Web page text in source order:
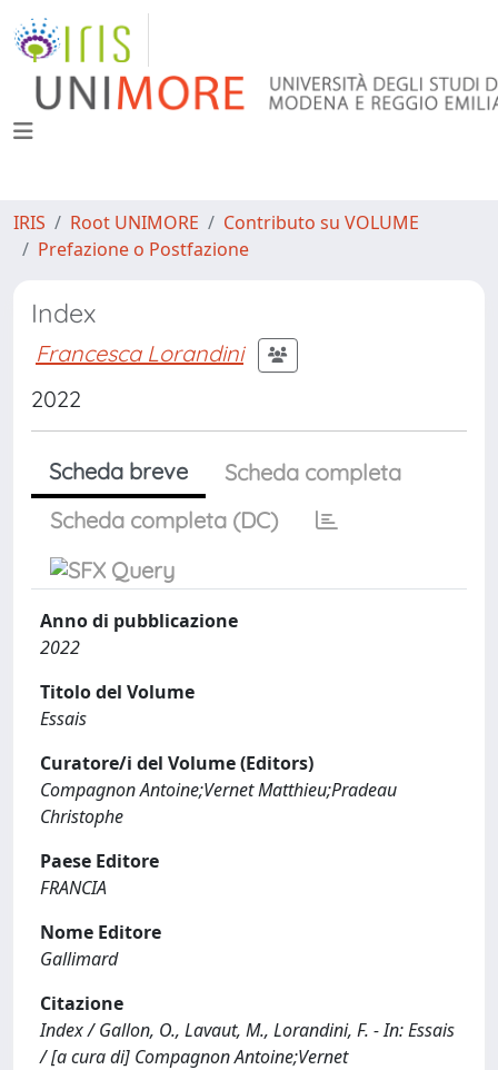
IRIS Root UNIMORE
Contributo su VOLUME
Prefazione o Postfazione
Index
Francesca Lorandini
2022
Scheda breve
Scheda completa
Scheda completa (DC)
Anno di pubblicazione
2022
Titolo del Volume
Essais
Curatore/i del Volume (Editors)
Compagnon Antoine;Vernet Matthieu;Pradeau
Christophe
Paese Editore
FRANCIA
Nome Editore
Gallimard
Citazione
Index / Gallon, O., Lavaut, M., Lorandini, F. - In: Essais
/ [a cura di] Compagnon Antoine;Vernet